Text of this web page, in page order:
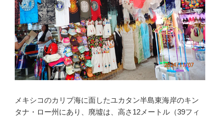
メキシコのカリブ海に面したユカタン半島東海岸のキン
タナ・ロー州にあり、廃墟は、高さ12メートル（39フィ